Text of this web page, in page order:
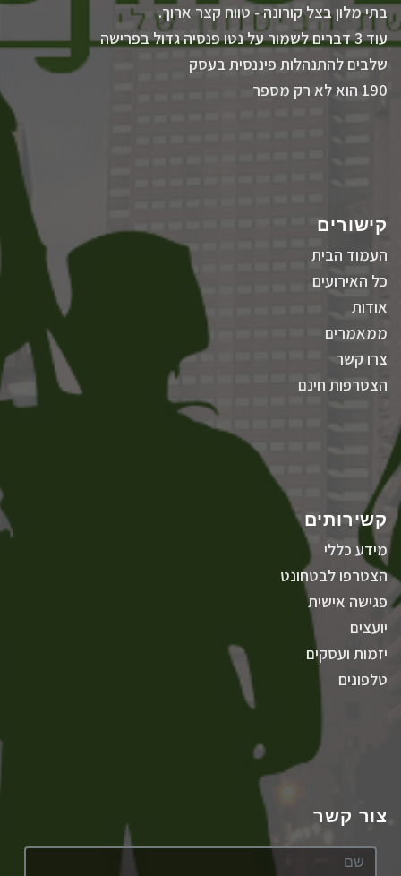
בתי מלון בצל קורונה - טווח קצר ארוך.
עוד 3 דברים לשמור על נטו פנסיה גדול בפרישה
שלבים להתנהלות פיננסית בעסק
190 הוא לא רק מספר
קישורים
העמוד הבית
כל האירועים
אודות
ממאמרים
צרו קשר
הצטרפות חינם
קשירותים
מידע כללי
הצטרפו לבטחונט
פגישה אישית
יועצים
יזמות ועסקים
טלפונים
צור קשר